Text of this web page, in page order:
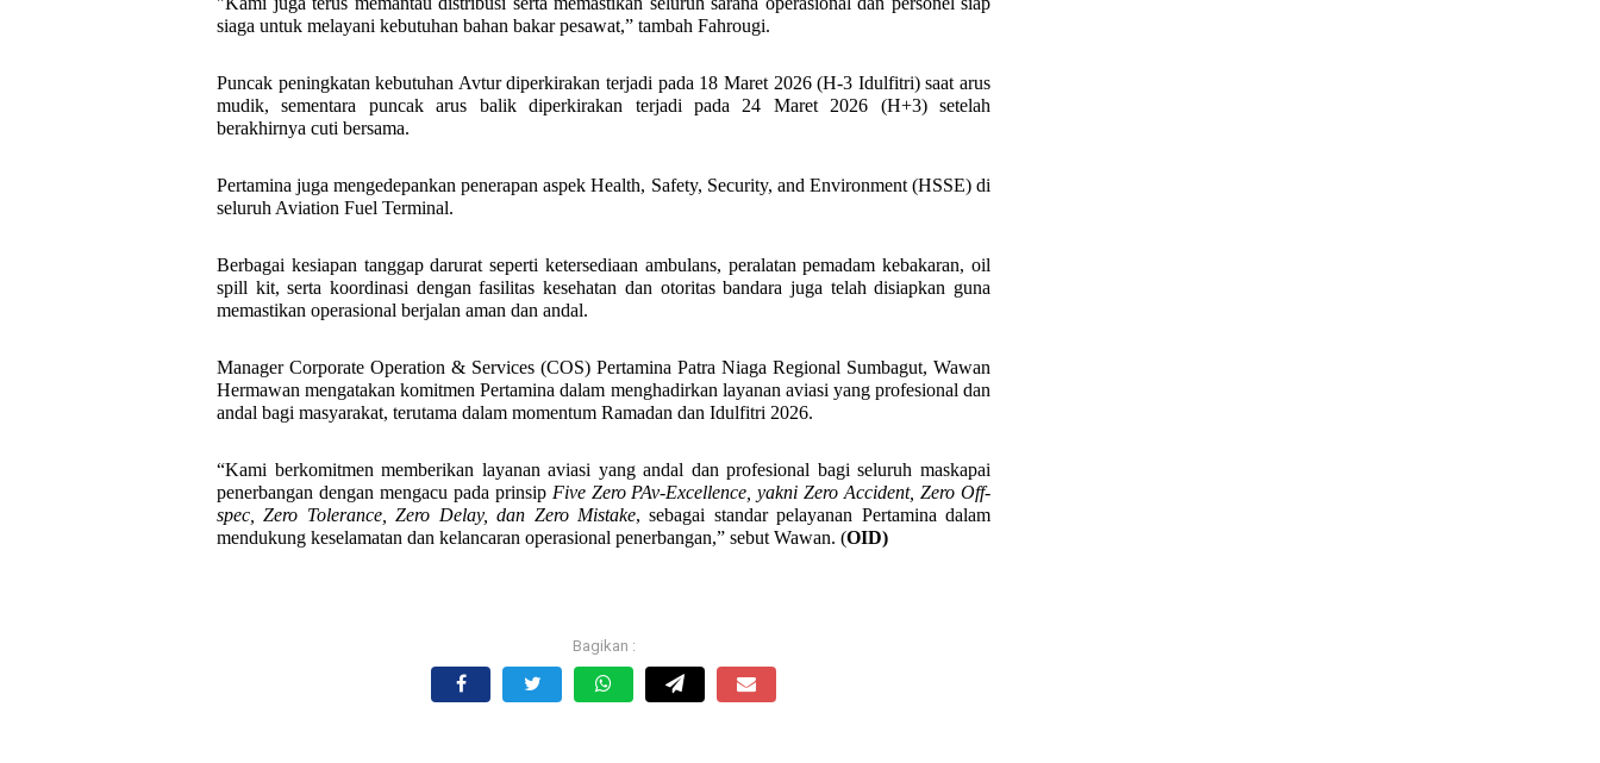
siaga untuk melayani kebutuhan bahan bakar pesawat,” tambah Fahrougi.
Puncak peningkatan kebutuhan Avtur diperkirakan terjadi pada 18 Maret 2026 (H-3 Idulfitri) saat arus
mudik, sementara puncak arus balik diperkirakan terjadi pada 24 Maret 2026 (H+3) setelah
berakhirnya cuti bersama.
Pertamina juga mengedepankan penerapan aspek Health, Safety, Security, and Environment (HSSE) di
seluruh Aviation Fuel Terminal.
Berbagai kesiapan tanggap darurat seperti ketersediaan ambulans, peralatan pemadam kebakaran, oil
spill kit, serta koordinasi dengan fasilitas kesehatan dan otoritas bandara juga telah disiapkan guna
memastikan operasional berjalan aman dan andal.
Manager Corporate Operation & Services (COS) Pertamina Patra Niaga Regional Sumbagut, Wawan
Hermawan mengatakan komitmen Pertamina dalam menghadirkan layanan aviasi yang profesional dan
andal bagi masyarakat, terutama dalam momentum Ramadan dan Idulfitri 2026.
“Kami berkomitmen memberikan layanan aviasi yang andal dan profesional bagi seluruh maskapai
penerbangan dengan mengacu pada prinsip Five Zero PAv-Excellence, yakni Zero Accident, Zero Off-
spec, Zero Tolerance, Zero Delay, dan Zero Mistake, sebagai standar pelayanan Pertamina dalam
mendukung keselamatan dan kelancaran operasional penerbangan,” sebut Wawan. (OID)